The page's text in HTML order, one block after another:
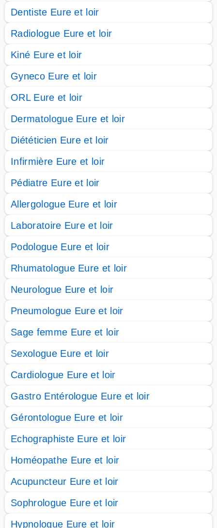
Dentiste Eure et loir
Radiologue Eure et loir
Kiné Eure et loir
Gyneco Eure et loir
ORL Eure et loir
Dermatologue Eure et loir
Diététicien Eure et loir
Infirmière Eure et loir
Pédiatre Eure et loir
Allergologue Eure et loir
Laboratoire Eure et loir
Podologue Eure et loir
Rhumatologue Eure et loir
Neurologue Eure et loir
Pneumologue Eure et loir
Sage femme Eure et loir
Sexologue Eure et loir
Cardiologue Eure et loir
Gastro Entérologue Eure et loir
Gérontologue Eure et loir
Echographiste Eure et loir
Homéopathe Eure et loir
Acupuncteur Eure et loir
Sophrologue Eure et loir
Hypnologue Eure et loir